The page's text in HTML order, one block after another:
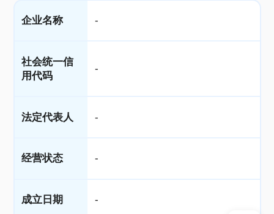
企业名称 -
社会统一信
用代码
-
法定代表人 -
经营状态 -
成立日期 -